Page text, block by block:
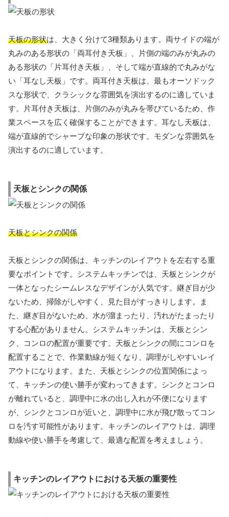
天板の形状は、大きく分けて3種類あります。両サイドの端が
丸みのある形状の「両耳付き天板」、片側の端のみが丸みの
ある形状の「片耳付き天板」、そして端が直線的で丸みがな
い「耳なし天板」です。両耳付き天板は、最もオーソドック
スな形状で、クラシックな雰囲気を演出するのに適していま
す。片耳付き天板は、片側のみが丸みを帯びているため、作
業スペースを広く確保することができます。耳なし天板は、
端が直線的でシャープな印象の形状です。モダンな雰囲気を
演出するのに適しています。
天板とシンクの関係
天板とシンクの関係
天板とシンクの関係は、キッチンのレイアウトを左右する重
要なポイントです。システムキッチンでは、天板とシンクが
一体となったシームレスなデザインが人気です。継ぎ目が少
ないため、掃除がしやすく、見た目がすっきりします。ま
た、継ぎ目がないため、水が溜まったり、汚れがたまったり
する心配がありません。システムキッチンは、天板とシン
ク、コンロの配置が重要です。天板とシンクの間にコンロを
配置することで、作業動線が短くなり、調理がしやすいレイ
アウトになります。また、天板とシンクの位置関係によっ
て、キッチンの使い勝手が変わってきます。シンクとコンロ
が離れていると、調理中に水の出し入れが不便になります
が、シンクとコンロが近いと、調理中に水が飛び散ってコン
ロを汚す可能性があります。キッチンのレイアウトは、調理
動線や使い勝手を考慮して、最適な配置を考えましょう。
キッチンのレイアウトにおける天板の重要性